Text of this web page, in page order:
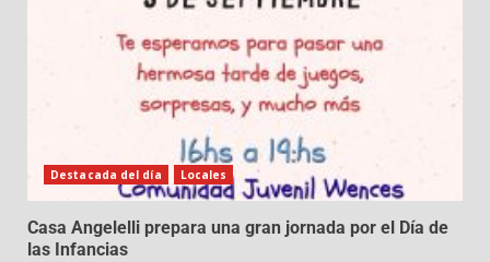
Destacada del día Locales
Casa Angelelli prepara una gran jornada por el Día de
las Infancias